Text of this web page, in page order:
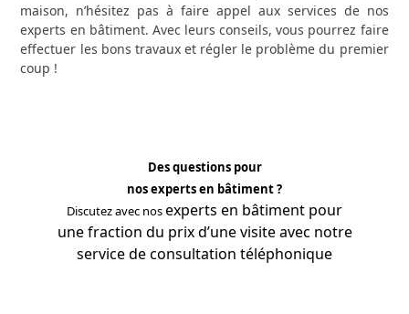
maison, n’hésitez pas à faire appel aux services de nos
experts en bâtiment. Avec leurs conseils, vous pourrez faire
effectuer les bons travaux et régler le problème du premier
coup !
Des questions pour
nos experts en bâtiment ?
Discutez avec nosexperts en bâtiment pour
une fraction du prix d’une visite avec notre
service de consultation téléphonique